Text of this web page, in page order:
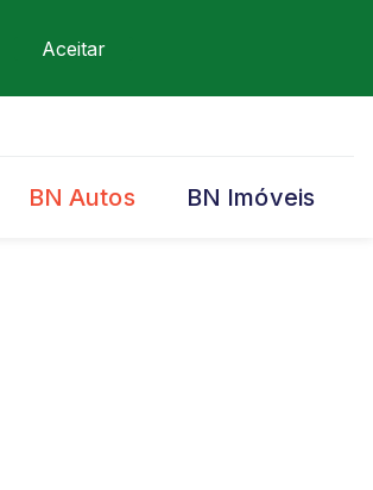
Aceitar
BN Autos BN Imóveis